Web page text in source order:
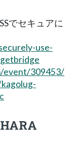
でセキュアに
use-
event/309453/